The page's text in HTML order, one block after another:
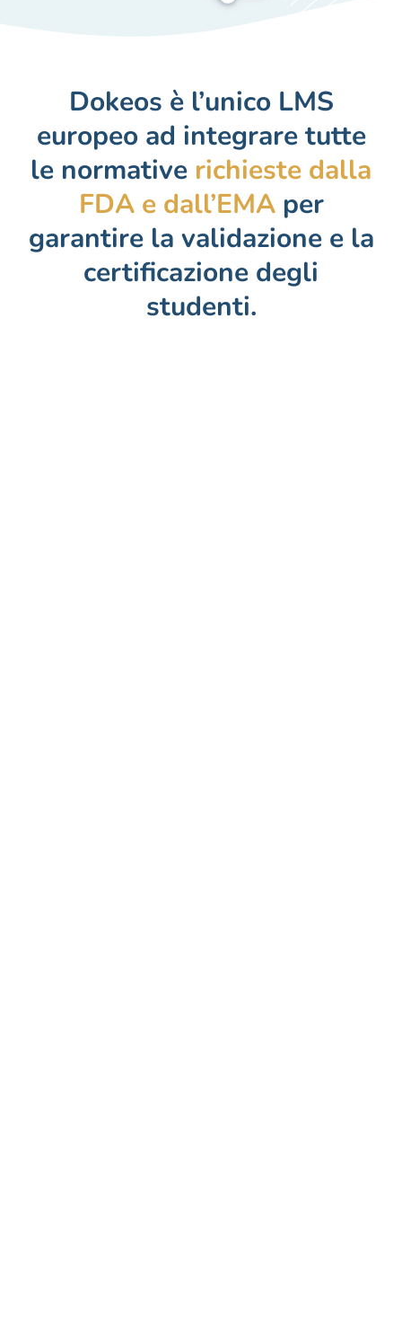
Dokeos è l’unico LMS
europeo ad integrare tutte
le normative richieste dalla
FDA e dall’EMA per
garantire la validazione e la
certificazione degli
studenti.